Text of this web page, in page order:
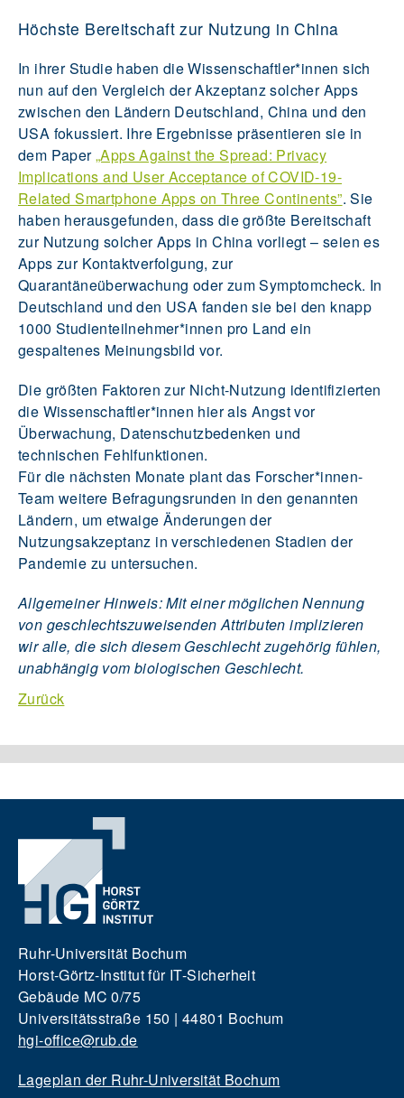
Höchste Bereitschaft zur Nutzung in China
In ihrer Studie haben die Wissenschaftler*innen sich
nun auf den Vergleich der Akzeptanz solcher Apps
zwischen den Ländern Deutschland, China und den
USA fokussiert. Ihre Ergebnisse präsentieren sie in
dem Paper„Apps Against the Spread: Privacy
Implications and User Acceptance of COVID-19-
Related Smartphone Apps on Three Continents”. Sie
haben herausgefunden, dass die größte Bereitschaft
zur Nutzung solcher Apps in China vorliegt – seien es
Apps zur Kontaktverfolgung, zur
Quarantäneüberwachung oder zum Symptomcheck. In
Deutschland und den USA fanden sie bei den knapp
1000 Studienteilnehmer*innen pro Land ein
gespaltenes Meinungsbild vor.
Die größten Faktoren zur Nicht-Nutzung identifizierten
die Wissenschaftler*innen hier als Angst vor
Überwachung, Datenschutzbedenken und
technischen Fehlfunktionen.
Für die nächsten Monate plant das Forscher*innen-
Team weitere Befragungsrunden in den genannten
Ländern, um etwaige Änderungen der
Nutzungsakzeptanz in verschiedenen Stadien der
Pandemie zu untersuchen.
Allgemeiner Hinweis: Mit einer möglichen Nennung
von geschlechtszuweisenden Attributen implizieren
wir alle, die sich diesem Geschlecht zugehörig fühlen,
unabhängig vom biologischen Geschlecht.
Zurück
Ruhr-Universität Bochum
Horst-Görtz-Institut für IT-Sicherheit
Gebäude MC 0/75
Universitätsstraße 150 | 44801 Bochum
hgi-office@rub.de
Lageplan der Ruhr-Universität Bochum